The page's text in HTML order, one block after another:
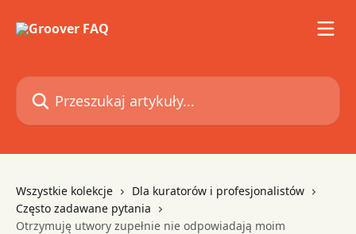
Przeszukaj artykuły...
Wszystkie kolekcje
Dla kuratorów i profesjonalistów
Często zadawane pytania
Otrzymuję utwory zupełnie nie odpowiadają moim